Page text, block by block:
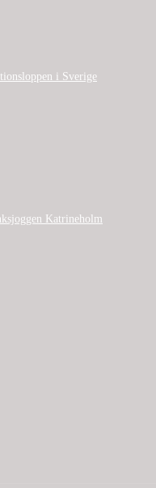
i Sverige
Katrineholm